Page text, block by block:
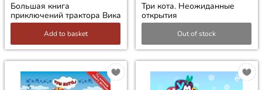
Большая книга
приключений трактора Вика
Add to basket
Три кота. Неожиданные
открытия
Out of stock